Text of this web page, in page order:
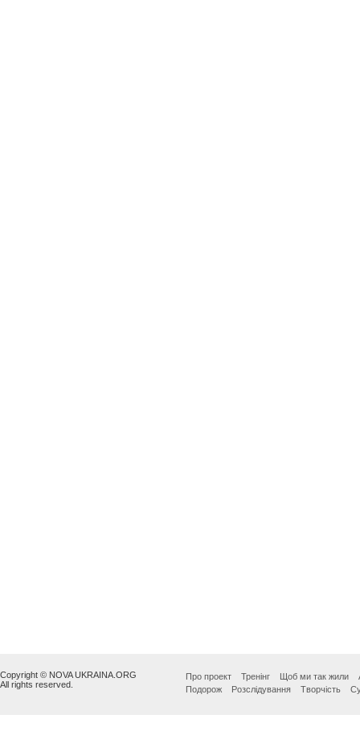
Copyright © NOVA UKRAINA.ORG
All rights reserved.
Про проект Тренінг Щоб ми так жили
Подорож
Розслідування Творчість